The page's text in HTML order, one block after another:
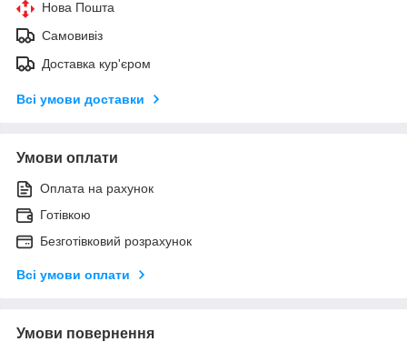
Нова Пошта
Самовивіз
Доставка кур'єром
Всі умови доставки
Умови оплати
Оплата на рахунок
Готівкою
Безготівковий розрахунок
Всі умови оплати
Умови повернення